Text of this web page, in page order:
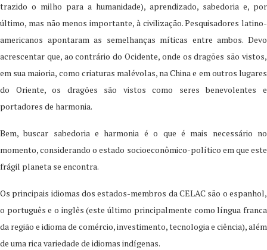
trazido o milho para a humanidade), aprendizado, sabedoria e, por
último, mas não menos importante, à civilização. Pesquisadores latino-
americanos apontaram as semelhanças míticas entre ambos. Devo
acrescentar que, ao contrário do Ocidente, onde os dragões são vistos,
em sua maioria, como criaturas malévolas, na China e em outros lugares
do Oriente, os dragões são vistos como seres benevolentes e
portadores de harmonia.
Bem, buscar sabedoria e harmonia é o que é mais necessário no
momento, considerando o estado socioeconômico-político em que este
frágil planeta se encontra.
Os principais idiomas dos estados-membros da CELAC são o espanhol,
o português e o inglês (este último principalmente como língua franca
da região e idioma de comércio, investimento, tecnologia e ciência), além
de uma rica variedade de idiomas indígenas.